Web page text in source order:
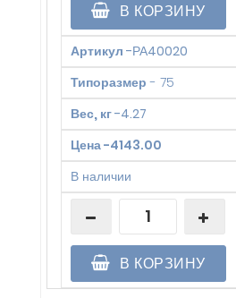
В КОРЗИНУ
Артикул -РА40020
Типоразмер - 75
Вес, кг-4.27
Цена-4143.00
В наличии
В КОРЗИНУ